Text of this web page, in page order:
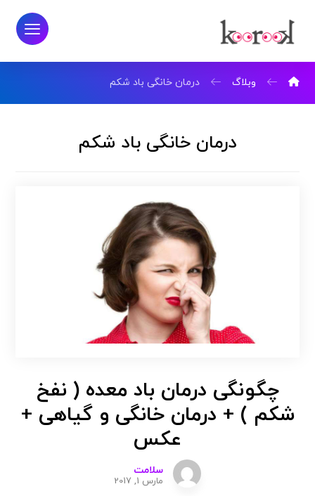
وبلاگ درمان خانگی باد شکم
درمان خانگی باد شکم
چگونگی درمان باد معده ( نفخ
شکم ) + درمان خانگی و گیاهی +
عکس
سلامت
مارس 1, 2017